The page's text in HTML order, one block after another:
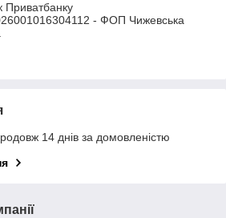
Приватбанку
- ФОП Чижевська
14 днів за домовленістю